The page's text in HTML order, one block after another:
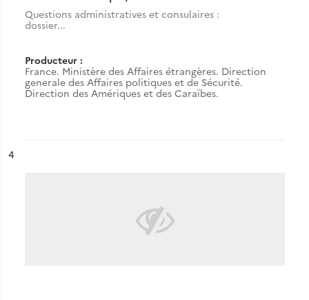
Questions administratives et consulaires :
dossier...
Producteur :
France. Ministère des Affaires étrangères. Direction
generale des Affaires politiques et de Sécurité.
Direction des Amériques et des Caraïbes.
n°
4